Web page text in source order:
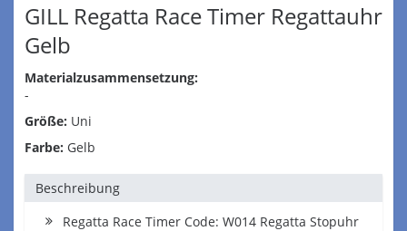
GILL Regatta Race Timer Regattauhr
Gelb
Materialzusammensetzung:
-
Größe: Uni
Farbe: Gelb
Beschreibung
Regatta Race Timer Code: W014 Regatta Stopuhr